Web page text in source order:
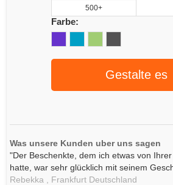
500+
Farbe:
Gestalte es
Was unsere Kunden uber uns sagen
"Der Beschenkte, dem ich etwas von
hatte, war sehr glücklich mit seinem
Rebekka ,
Frankfurt Deutschland